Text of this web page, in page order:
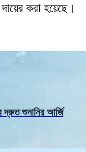
করা হয়েছে।
দ্রুত শুনানির আর্জি